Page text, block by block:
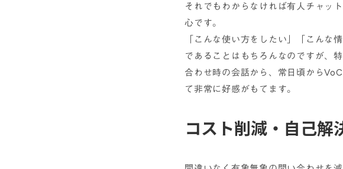
それでもわからなければ有人チャッ
心です。
「こんな使い方をしたい」「こんな
であることはもちろんなのですが、
合わせ時の会話から、常日頃から
て非常に好感がもてます。
コスト削減・自己解